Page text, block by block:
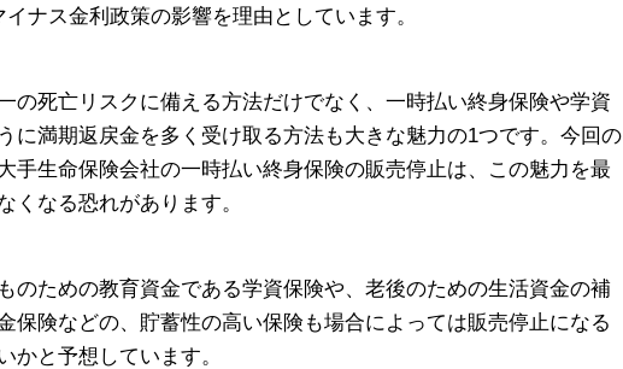
ナス金利政策の影響を理由としています。
の死亡リスクに備える方法だけでなく、一時払い終身保険や学資
に満期返戻金を多く受け取る方法も大きな魅力の1つです。今回の
手生命保険会社の一時払い終身保険の販売停止は、この魅力を最
くなる恐れがあります。
のための教育資金である学資保険や、老後のための生活資金の補
保険などの、貯蓄性の高い保険も場合によっては販売停止になる
かと予想しています。